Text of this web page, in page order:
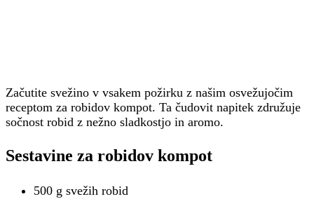
Začutite svežino v vsakem požirku z našim osvežujočim
receptom za robidov kompot. Ta čudovit napitek združuje
sočnost robid z nežno sladkostjo in aromo.
Sestavine za robidov kompot
500 g svežih robid